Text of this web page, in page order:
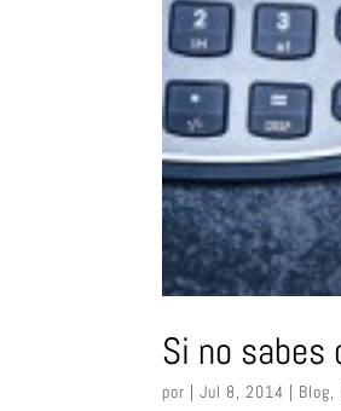
Si no sabes
por |Jul 8, 2014 Blog,